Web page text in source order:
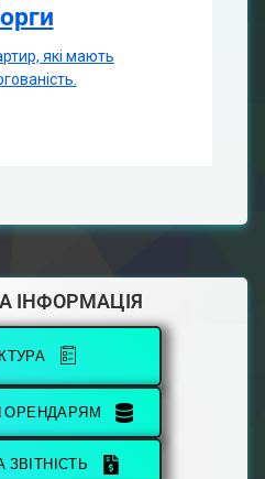
які мають
ІНФОРМАЦІЯ
ОРЕНДАРЯМ